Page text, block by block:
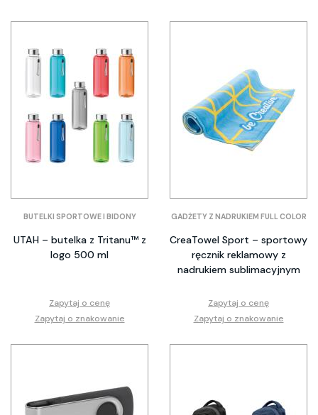
BUTELKI SPORTOWE I BIDONY
UTAH – butelka z Tritanu™ z
logo 500 ml
Zapytaj o cenę
Zapytaj o znakowanie
GADŻETY Z NADRUKIEM FULL COLOR
CreaTowel Sport – sportowy
ręcznik reklamowy z
nadrukiem sublimacyjnym
Zapytaj o cenę
Zapytaj o znakowanie